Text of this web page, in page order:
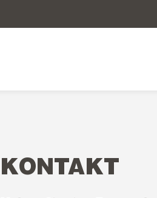
KONTAKT